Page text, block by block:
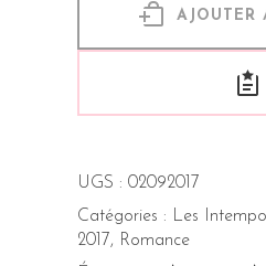
AJOUTER
UGS : 02092017
Catégories : Les
2017, Romance